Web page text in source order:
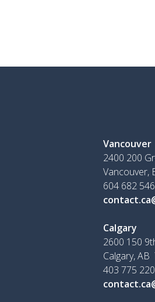
Vancouver
2400 200
Vancouver,
604 682
Calgary
2600 150
Calgary, AB
403 775